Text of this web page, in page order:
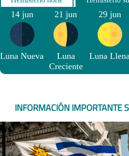
14 jun
Luna Nueva
21 jun
Luna
Creciente
29 jun
Luna Llena
INFORMACIÓN IMPORTANTE